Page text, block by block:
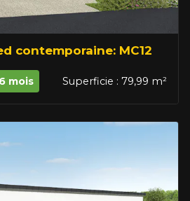
contemporaine: MC12
mois Superficie : 79,99 m²